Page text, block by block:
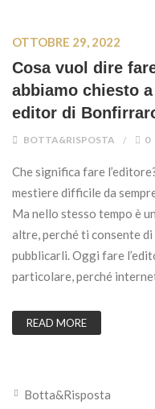
OTTOBRE 29, 2022
Cosa vuol dire
abbiamo chiesto
editor di
BOTTA&RISPOSTA 0
Che significa fare
mestiere difficile da
Ma nello stesso tempo è
altre, perché ti consente
pubblicarli. Oggi fare
particolare, perché
READ MORE
Botta&Risposta